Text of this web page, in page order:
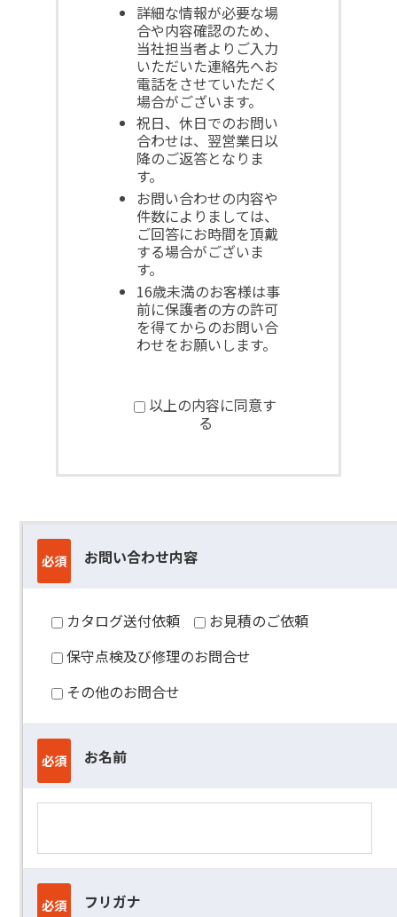
詳細な情報が必要な場
合や内容確認のため、
当社担当者よりご入力
いただいた連絡先へお
電話をさせていただく
場合がございます。
祝日、休日でのお問い
合わせは、翌営業日以
降のご返答となりま
す。
お問い合わせの内容や
件数によりましては、
ご回答にお時間を頂戴
する場合がございま
す。
16歳未満のお客様は事
前に保護者の方の許可
を得てからのお問い合
わせをお願いします。
以上の内容に同意す
る
必須 お問い合わせ内容
カタログ送付依頼
お見積のご依頼
保守点検及び修理のお問合せ
その他のお問合せ
必須 お名前
必須 フリガナ